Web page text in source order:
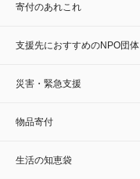
寄付のあれこれ
支援先におすすめのNPO団体
災害・緊急支援
物品寄付
生活の知恵袋